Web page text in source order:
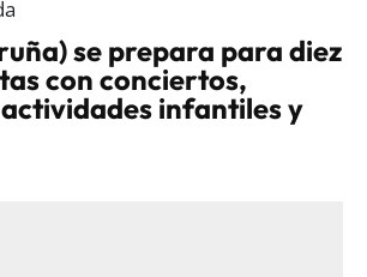
se prepara para diez
con conciertos,
infantiles y